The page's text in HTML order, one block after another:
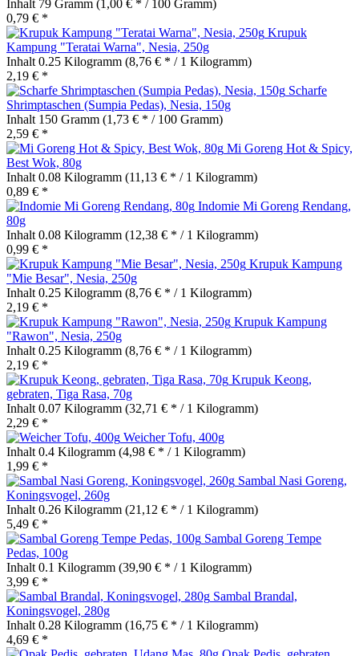
Inhalt 79 Gramm (1,00 € * / 100 Gramm)
0,79 € *
Krupuk
Kampung "Teratai Warna", Nesia, 250g
Inhalt 0.25 Kilogramm (8,76 € * / 1 Kilogramm)
2,19 € *
Scharfe
Shrimptaschen (Sumpia Pedas), Nesia, 150g
Inhalt 150 Gramm (1,73 € * / 100 Gramm)
2,59 € *
Mi Goreng Hot & Spicy,
Best Wok, 80g
Inhalt 0.08 Kilogramm (11,13 € * / 1 Kilogramm)
0,89 € *
Indomie Mi Goreng Rendang,
80g
Inhalt 0.08 Kilogramm (12,38 € * / 1 Kilogramm)
0,99 € *
Krupuk Kampung
"Mie Besar", Nesia, 250g
Inhalt 0.25 Kilogramm (8,76 € * / 1 Kilogramm)
2,19 € *
Krupuk Kampung
"Rawon", Nesia, 250g
Inhalt 0.25 Kilogramm (8,76 € * / 1 Kilogramm)
2,19 € *
Krupuk Keong,
gebraten, Tiga Rasa, 70g
Inhalt 0.07 Kilogramm (32,71 € * / 1 Kilogramm)
2,29 € *
Weicher Tofu, 400g
Inhalt 0.4 Kilogramm (4,98 € * / 1 Kilogramm)
1,99 € *
Sambal Nasi Goreng,
Koningsvogel, 260g
Inhalt 0.26 Kilogramm (21,12 € * / 1 Kilogramm)
5,49 € *
Sambal Goreng Tempe
Pedas, 100g
Inhalt 0.1 Kilogramm (39,90 € * / 1 Kilogramm)
3,99 € *
Sambal Brandal,
Koningsvogel, 280g
Inhalt 0.28 Kilogramm (16,75 € * / 1 Kilogramm)
4,69 € *